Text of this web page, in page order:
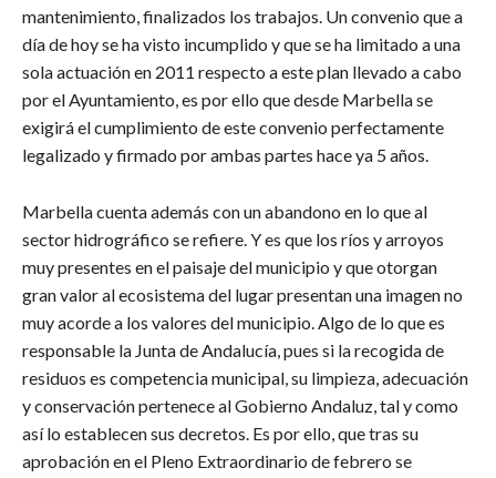
mantenimiento, finalizados los trabajos. Un convenio que a
día de hoy se ha visto incumplido y que se ha limitado a una
sola actuación en 2011 respecto a este plan llevado a cabo
por el Ayuntamiento, es por ello que desde Marbella se
exigirá el cumplimiento de este convenio perfectamente
legalizado y firmado por ambas partes hace ya 5 años.
Marbella cuenta además con un abandono en lo que al
sector hidrográfico se refiere. Y es que los ríos y arroyos
muy presentes en el paisaje del municipio y que otorgan
gran valor al ecosistema del lugar presentan una imagen no
muy acorde a los valores del municipio. Algo de lo que es
responsable la Junta de Andalucía, pues si la recogida de
residuos es competencia municipal, su limpieza, adecuación
y conservación pertenece al Gobierno Andaluz, tal y como
así lo establecen sus decretos. Es por ello, que tras su
aprobación en el Pleno Extraordinario de febrero se